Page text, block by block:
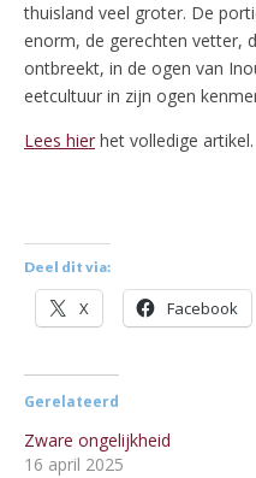
thuisland veel groter. De
enorm, de gerechten vetter,
ontbreekt, in de ogen van
eetcultuur in zijn ogen
Lees hier het volledige artikel.
Deel dit via:
X Facebook
Gerelateerd
Zware ongelijkheid
16 april 2025